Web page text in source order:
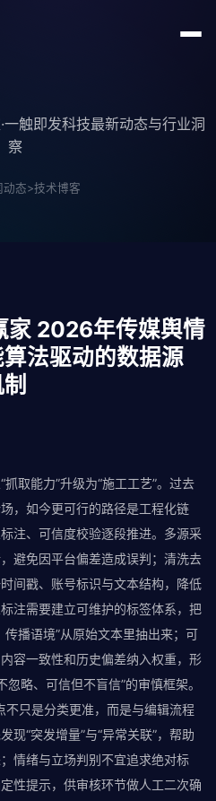
触即发科技最新动态与行业洞
察
动态>技术博客
家 2026年传媒舆情
法驱动的数据源
取能力”升级为“施工工艺”。过去
，如今更可行的路径是工程化链
注、可信度校验逐段推进。多源采
避免因平台偏差造成误判；清洗去
间戳、账号标识与文本结构，降低
注需要建立可维护的标签体系，把
播语境”从原始文本里抽出来；可
容一致性和历史偏差纳入权重，形
忽略、可信但不盲信”的审慎框架。
只是分类更准，而是与编辑流程
现“突发增量”与“异常关联”，帮助
情绪与立场判别不宜追求绝对标
性提示，供审核环节做人工二次确